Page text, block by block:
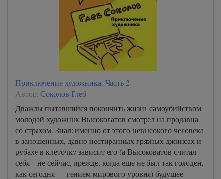
Приключение художника. Часть 2
Автор: Соколов Глеб
Дважды пытавшийся покончить жизнь самоубийством
молодой художник Высоковатов смотрел на продавца
со страхом. Знал: именно от этого невысокого человека
в заношенных, давно нестиранных грязных джинсах и
рубахе в клеточку зависит его (а Высоковатов считал
себя – не сейчас, прежде, когда еще не был так голоден,
как сегодня — гением мирового уровня) будущее.